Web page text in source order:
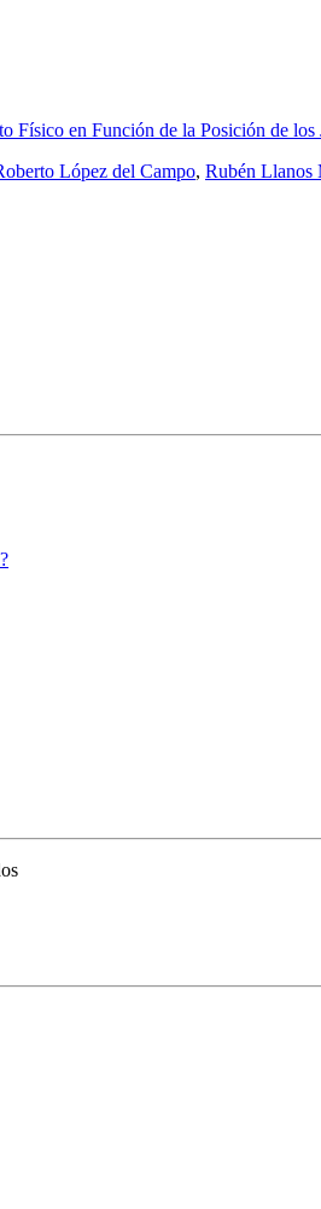
Físico en Función de la Posición de
López del Campo, Rubén Llanos